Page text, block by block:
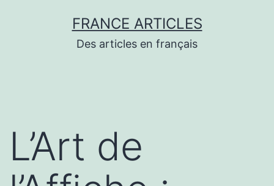
FRANCE ARTICLES
Des articles en français
L’Art de